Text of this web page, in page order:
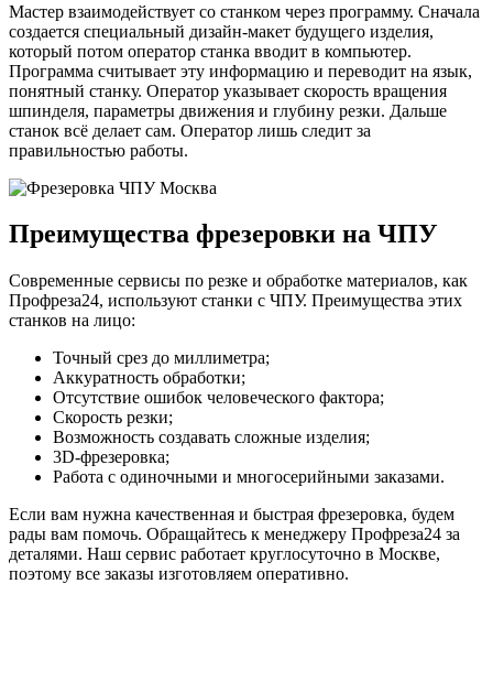
Мастер взаимодействует со станком через программу. Сначала
создается специальный дизайн-макет будущего изделия,
который потом оператор станка вводит в компьютер.
Программа считывает эту информацию и переводит на язык,
понятный станку. Оператор указывает скорость вращения
шпинделя, параметры движения и глубину резки. Дальше
станок всё делает сам. Оператор лишь следит за
правильностью работы.
Преимущества фрезеровки на ЧПУ
Современные сервисы по резке и обработке материалов, как
Профреза24, используют станки с ЧПУ. Преимущества этих
станков на лицо:
Точный срез до миллиметра;
Аккуратность обработки;
Отсутствие ошибок человеческого фактора;
Скорость резки;
Возможность создавать сложные изделия;
3D-фрезеровка;
Работа с одиночными и многосерийными заказами.
Если вам нужна качественная и быстрая фрезеровка, будем
рады вам помочь. Обращайтесь к менеджеру Профреза24 за
деталями. Наш сервис работает круглосуточно в Москве,
поэтому все заказы изготовляем оперативно.